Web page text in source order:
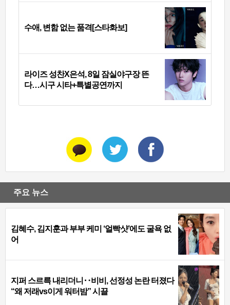
수애, 변함 없는 품격[스타화보]
라이즈 성찬X은석, 8일 잠실야구장 뜬
다…시구 시타+특별공연까지
주요 뉴스
김혜수, 김지훈과 부부 케미 ‘얼빡샷’에도 굴욕 없
어
지퍼 스르륵 내리더니‥비비, 선정성 논란 터졌다
“왜 저래vs이게 워터밤” 시끌